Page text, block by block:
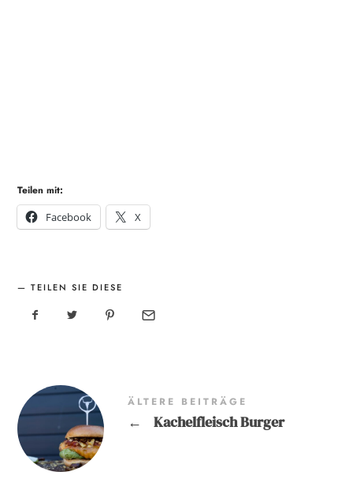
Teilen mit:
Facebook
X
TEILEN SIE DIESE
ÄLTERE BEITRÄGE
← Kachelfleisch Burger